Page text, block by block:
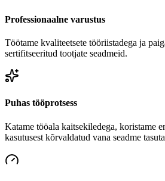
Professionaalne varustus
Töötame kvaliteetsete tööriistadega ja
sertifitseeritud tootjate seadmeid.
Puhas tööprotsess
Katame tööala kaitsekiledega, koristame
kasutusest kõrvaldatud vana seadme